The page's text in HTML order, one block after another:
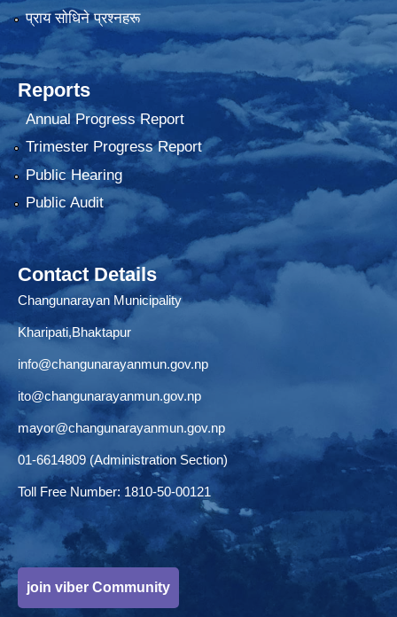
प्राय साेधिने प्रश्नहरू
Reports
Annual Progress Report
Trimester Progress Report
Public Hearing
Public Audit
Contact Details
Changunarayan Municipality
Kharipati,Bhaktapur
info@changunarayanmun.gov.np
ito@changunarayanmun.gov.np
mayor@changunarayanmun.gov.np
01-6614809 (Administration Section)
Toll Free Number: 1810-50-00121
join viber Community